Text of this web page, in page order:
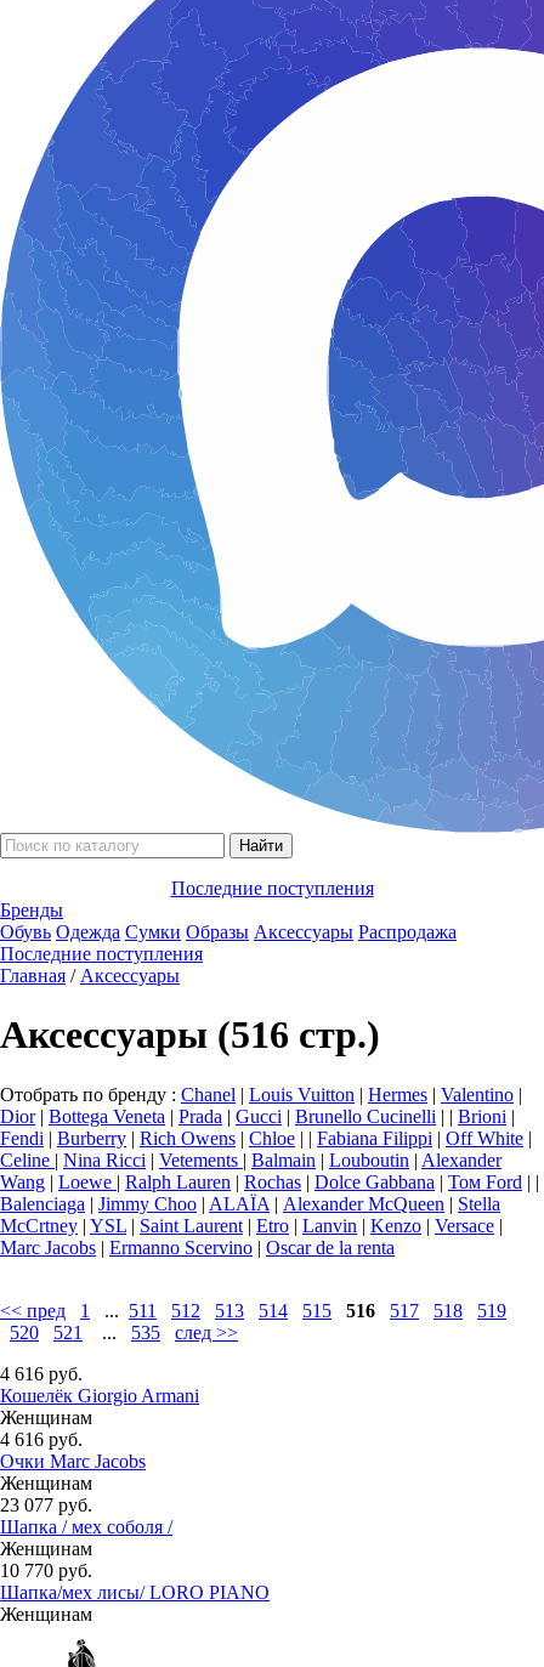
Последние поступления
Бренды
Обувь Одежда Сумки Образы Аксессуары Распродажа
Последние поступления
Главная / Аксессуары
Аксессуары (516 стр.)
Отобрать по бренду : Chanel | Louis Vuitton | Hermes | Valentino |
Dior| Bottega Veneta | Prada | Gucci | Brunello Сucinelli | | Brioni |
Fendi | Burberry | Rich Owens | Chloe | | Fabiana Filippi | Off White |
Celine | Nina Ricci | Vetements | Balmain | Louboutin | Alexander
Wang | Loewe | Ralph Lauren | Rochas | Dolce Gabbana | Том Ford | |
Balenciaga | Jimmy Choo | ALAÏA | Аlexander McQueen | Stella
McCrtney | YSL | Saint Laurent | Etro | Lanvin | Kenzo | Versace |
Marc Jacobs | Ermanno Scervino | Oscar de la renta
<< пред 1 ... 511 512 513 514 515 516 517 518
519
520
521 ... 535
след >>
4 616 руб.
Кошелёк Giorgio Armani
Женщинам
4 616 руб.
Очки Marc Jacobs
Женщинам
23 077 руб.
Шапка / мех соболя /
Женщинам
10 770 руб.
Шапка/мех лисы/ LORO PIANO
Женщинам